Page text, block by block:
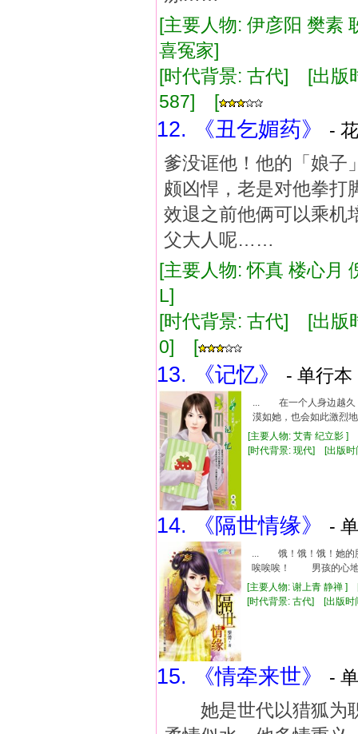
[主要人物: 伊彦阳 樊
喜冤家]
[时代背景: 古代] [出
587] [
12. 《丑乞媚药》
-
爹没诓他！他的「娘子
颇凶悍，老是对他拳
效退之前他俩可以乘机
父大人呢……
[主要人物: 怀真 楼心
L]
[时代背景: 古代] [出
0] [
13. 《记忆》 - 单行
... 在一个人身边越久
漠如她，也会如此激
[主要人物: 艾青 纪立影
[时代背景: 现代] [出版
14. 《隔世情缘》 -
... 饿！饿！饿！她的
唉唉唉！ 男孩的心地
[主要人物: 谢上青 静禅
[时代背景: 古代] [出版
15. 《情牵来世》
-
她是世代以猎狐为